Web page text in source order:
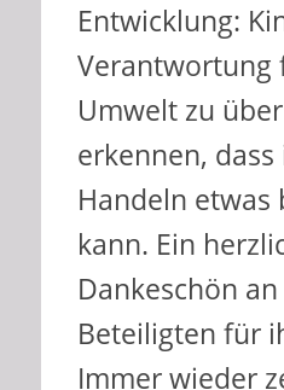
Entwicklung:
Verantwortung
Umwelt zu
erkennen,
Handeln etwas
kann. Ein
Dankeschön
Beteiligten für
Immer wieder